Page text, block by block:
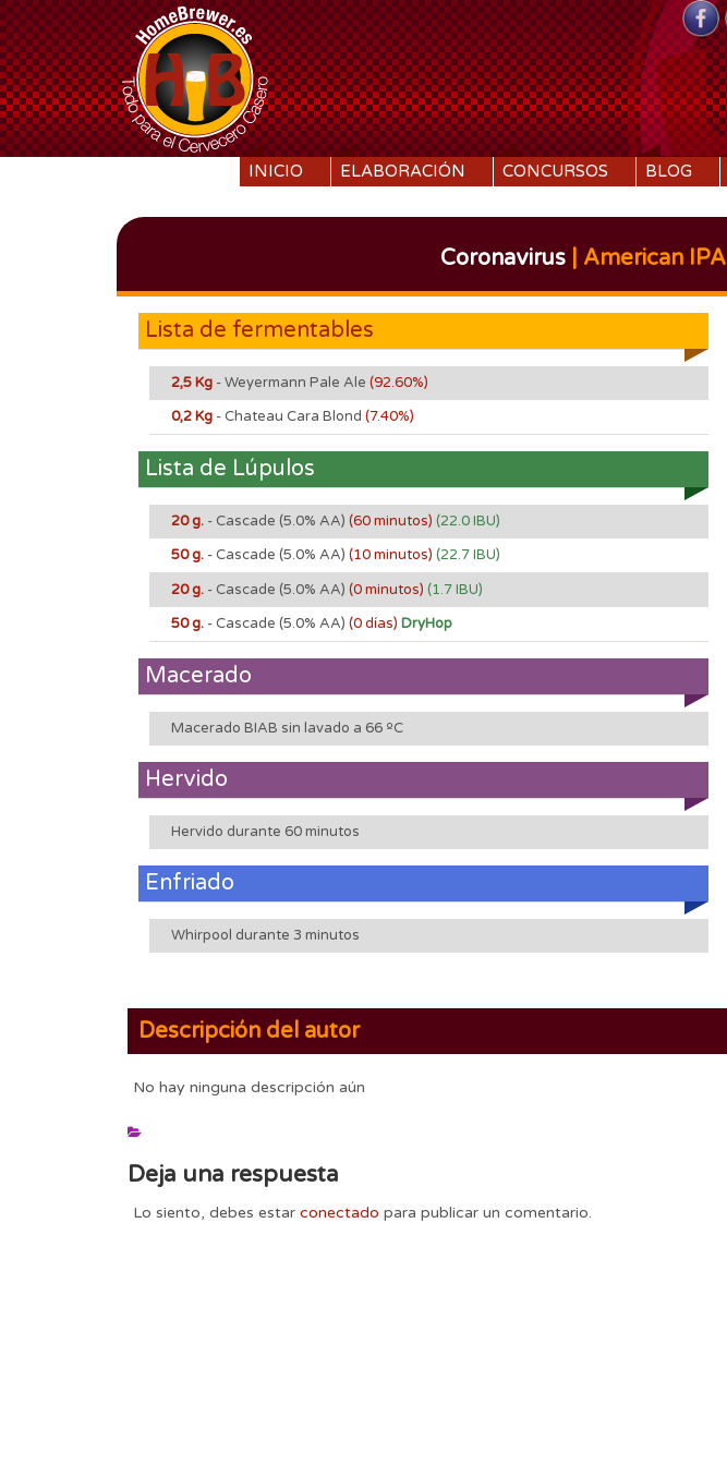
SKIP TO CONTENT
INICIO ELABORACIÓN CONCURSOS BLOG
Coronavirus| American IPA
Lista de fermentables
2,5 Kg - Weyermann Pale Ale (92.60%)
0,2 Kg - Chateau Cara Blond (7.40%)
Lista de Lúpulos
20 g. - Cascade (5.0% AA) (60 minutos) (22.0 IBU)
50 g. - Cascade (5.0% AA) (10 minutos) (22.7 IBU)
20 g. - Cascade (5.0% AA) (0 minutos) (1.7 IBU)
50 g. - Cascade (5.0% AA) (0 días) DryHop
Macerado
Macerado BIAB sin lavado a 66 ºC
Hervido
Hervido durante 60 minutos
Enfriado
Whirpool durante 3 minutos
Descripción del autor
No hay ninguna descripción aún
Deja una respuesta
Lo siento, debes estar conectado para publicar un comentario.